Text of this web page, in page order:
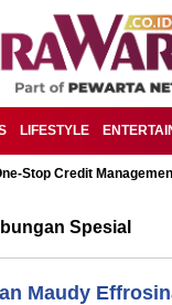
LIFESTYLE
Stop Credit
Spesial
Maudy